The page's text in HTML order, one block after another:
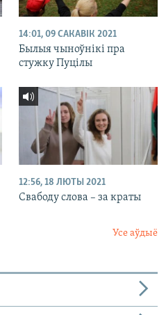
14:01, 09 САКАВІК 2021
Былыя чыноўнікі пра
стужку Пуцілы
12:56, 18 ЛЮТЫ 2021
Свабоду слова – за краты
Усе аўдыё